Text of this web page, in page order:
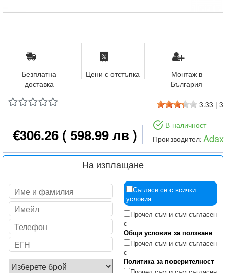
3.33 | 3
€306.26 ( 598.99 лв )
В наличност
Производител: Adax
На изплащане
Съгласи се с всички
условия
Прочел съм и съм съгласен
с
Общи условия за ползване
Прочел съм и съм съгласен
с
Политика за поверителност
Безплатна
доставка
Цени с отстъпка
Монтаж в
България